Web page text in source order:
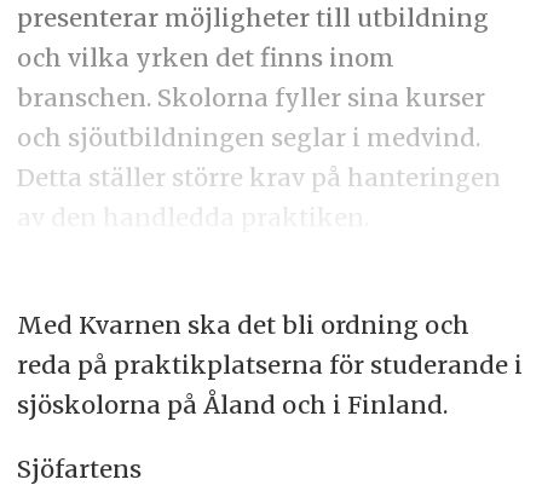
presenterar möjligheter till utbildning
och vilka yrken det finns inom
branschen. Skolorna fyller sina kurser
och sjöutbildningen seglar i medvind.
Detta ställer större krav på hanteringen
av den handledda praktiken.
Med Kvarnen ska det bli ordning och
reda på praktikplatserna för studerande i
sjöskolorna på Åland och i Finland.
Sjöfartens